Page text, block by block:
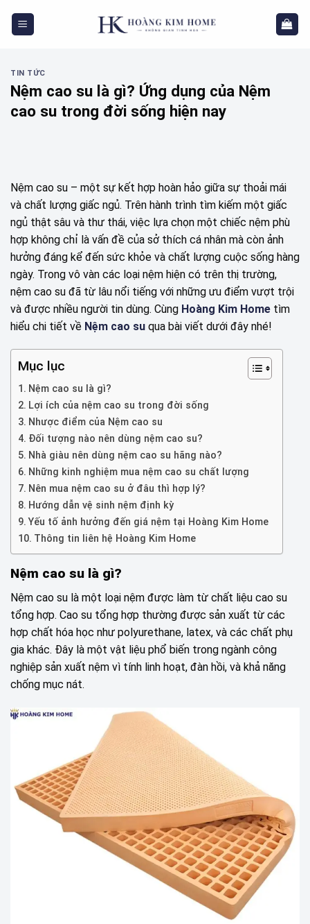
TIN TỨC
Nệm cao su là gì? Ứng dụng của Nệm
cao su trong đời sống hiện nay
Nệm cao su – một sự kết hợp hoàn hảo giữa sự thoải mái
và chất lượng giấc ngủ. Trên hành trình tìm kiếm một giấc
ngủ thật sâu và thư thái, việc lựa chọn một chiếc nệm phù
hợp không chỉ là vấn đề của sở thích cá nhân mà còn ảnh
hưởng đáng kể đến sức khỏe và chất lượng cuộc sống hàng
ngày. Trong vô vàn các loại nệm hiện có trên thị trường,
nệm cao su đã từ lâu nổi tiếng với những ưu điểm vượt trội
và được nhiều người tin dùng. Cùng Hoàng Kim Home tìm
hiểu chi tiết về Nệm cao su qua bài viết dưới đây nhé!
Mục lục
Nệm cao su là gì?
Lợi ích của nệm cao su trong đời sống
Nhược điểm của Nệm cao su
Đối tượng nào nên dùng nệm cao su?
Nhà giàu nên dùng nệm cao su hãng nào?
Những kinh nghiệm mua nệm cao su chất lượng
Nên mua nệm cao su ở đâu thì hợp lý?
Hướng dẫn vệ sinh nệm định kỳ
Yếu tố ảnh hưởng đến giá nệm tại Hoàng Kim Home
Thông tin liên hệ Hoàng Kim Home
Nệm cao su là gì?
Nệm cao su là một loại nệm được làm từ chất liệu cao su
tổng hợp. Cao su tổng hợp thường được sản xuất từ các
hợp chất hóa học như polyurethane, latex, và các chất phụ
gia khác. Đây là một vật liệu phổ biến trong ngành công
nghiệp sản xuất nệm vì tính linh hoạt, đàn hồi, và khả năng
chống mục nát.